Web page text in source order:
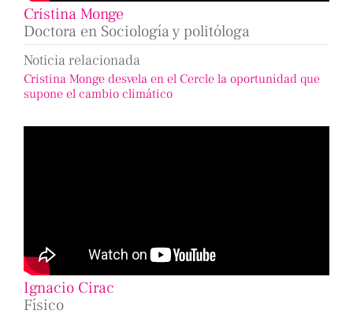
Cristina Monge
Doctora en Sociología y politóloga
Noticia relacionada
Cristina Monge desvela en el Cercle la oportunidad que
supone el cambio climático
Ignacio Cirac
Físico